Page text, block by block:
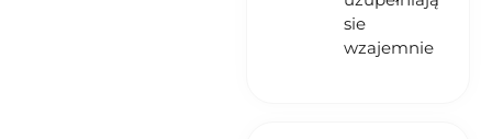
sie
wzajemnie